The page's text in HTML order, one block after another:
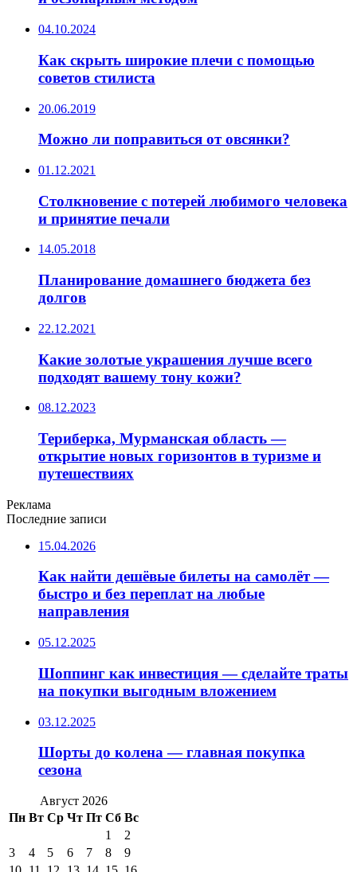
04.10.2024
Как скрыть широкие плечи с помощью
советов стилиста
20.06.2019
Можно ли поправиться от овсянки?
01.12.2021
Столкновение с потерей любимого человека
и принятие печали
14.05.2018
Планирование домашнего бюджета без
долгов
22.12.2021
Какие золотые украшения лучше всего
подходят вашему тону кожи?
08.12.2023
Териберка, Мурманская область —
открытие новых горизонтов в туризме и
путешествиях
Реклама
Последние записи
15.04.2026
Как найти дешёвые билеты на самолёт —
быстро и без переплат на любые
направления
05.12.2025
Шоппинг как инвестиция — сделайте траты
на покупки выгодным вложением
03.12.2025
Шорты до колена — главная покупка
сезона
Август 2026
Пн Вт Ср Чт Пт Сб Вс
1
2
3
4 5 6 7 8
9